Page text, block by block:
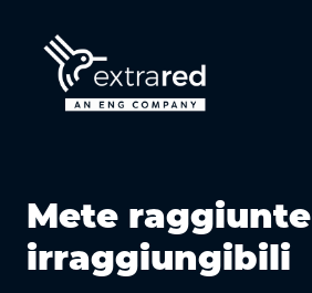
Mete raggiunte
irraggiungibili